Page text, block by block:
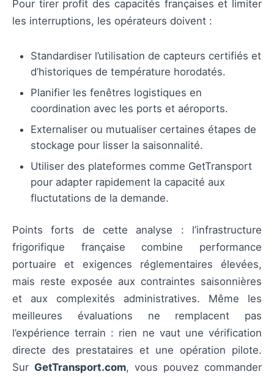
Pour tirer profit des capacités françaises et limiter
les interruptions, les opérateurs doivent :
Standardiser l’utilisation de capteurs certifiés et
d’historiques de température horodatés.
Planifier les fenêtres logistiques en
coordination avec les ports et aéroports.
Externaliser ou mutualiser certaines étapes de
stockage pour lisser la saisonnalité.
Utiliser des plateformes comme GetTransport
pour adapter rapidement la capacité aux
fluctutations de la demande.
Points forts de cette analyse : l’infrastructure
frigorifique française combine performance
portuaire et exigences réglementaires élevées,
mais reste exposée aux contraintes saisonnières
et aux complexités administratives. Même les
meilleures évaluations ne remplacent pas
l’expérience terrain : rien ne vaut une vérification
directe des prestataires et une opération pilote.
Sur GetTransport.com, vous pouvez commander